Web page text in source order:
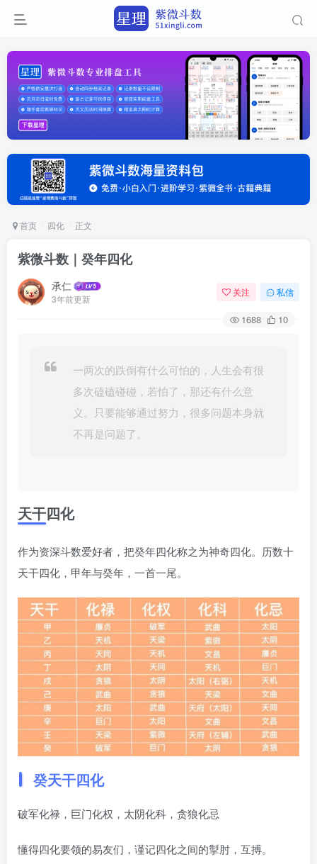
首页 四化 正文
紫微斗数｜癸年四化
承仁
3年前更新
关注 私信
1688 10
一两次的跌倒有什么可怕的，人生会有很
多次磕磕碰碰，若怕了，那还有什么意
义。只要能够通过努力，很多问题本身就
不再是问题了。
天干四化
作为资深斗数爱好者，把癸年四化称之为神奇四化。历数十
天干四化，甲年与癸年，一首一尾。
癸天干四化
破军化禄，巨门化权，太阴化科，贪狼化忌
懂得四化要领的易友们，谨记四化之间的掣肘，互搏。